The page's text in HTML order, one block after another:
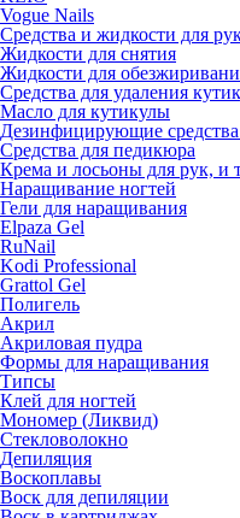
Vogue Nails
Средства и жидкости для
Жидкости для снятия
Жидкости для
Средства для удаления
Масло для кутикулы
Дезинфицирующие
Средства для педикюра
Крема и лосьоны для рук, и
Наращивание ногтей
Гели для наращивания
Elpaza Gel
RuNail
Kodi Professional
Grattol Gel
Полигель
Акрил
Акриловая пудра
Формы для наращивания
Типсы
Клей для ногтей
Мономер (Ликвид)
Стекловолокно
Депиляция
Воскоплавы
Воск для депиляции